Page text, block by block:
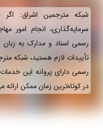
شبکه مترجمین اشراق:
سرمایه‌گذاری، انجام امور
رسمی اسناد و مدارک به زبان
تأییدات لازم هستید، شبکه
رسمی دارای پروانه این
در کوتاه‌ترین زمان ممکن